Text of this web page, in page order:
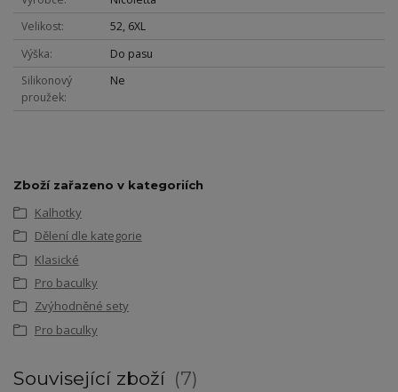
Velikost
52, 6XL
Výška
Do pasu
Silikonový
proužek
Ne
Zboží zařazeno v kategoriích
Kalhotky
Dělení dle kategorie
Klasické
Pro baculky
Zvýhodněné sety
Pro baculky
Související zboží 7